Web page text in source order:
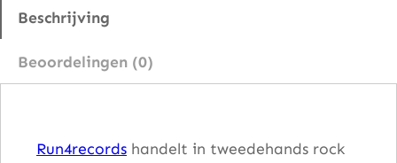
o
Beschrijving
Beoordelingen (0)
Run4records handelt in tweedehands rock